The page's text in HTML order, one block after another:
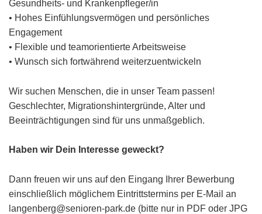
Gesundheits- und Krankenpfleger/in
• Hohes Einfühlungsvermögen und persönliches
Engagement
• Flexible und teamorientierte Arbeitsweise
• Wunsch sich fortwährend weiterzuentwickeln
Wir suchen Menschen, die in unser Team passen!
Geschlechter, Migrationshintergründe, Alter und
Beeinträchtigungen sind für uns unmaßgeblich.
Haben wir Dein Interesse geweckt?
Dann freuen wir uns auf den Eingang Ihrer Bewerbung
einschließlich möglichem Eintrittstermins per E-Mail an
langenberg@senioren-park.de (bitte nur in PDF oder JPG